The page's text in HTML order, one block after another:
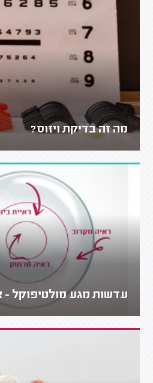
מה זה בדיקת ויזוס?
עדשות מגע מולטיפוקל -